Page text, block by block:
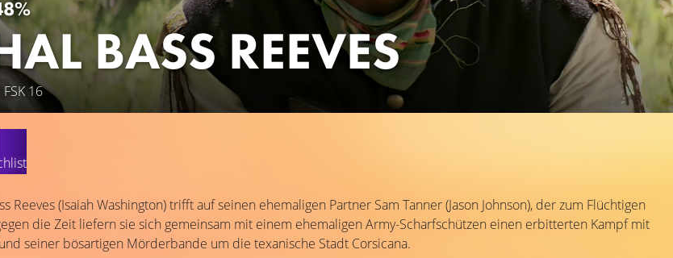
BASS REEVES
16
Reeves (Isaiah Washington) trifft auf seinen ehemaligen Partner Sam Tanner (Jason Johnson), der zum Flüchtigen
die Zeit liefern sie sich gemeinsam mit einem ehemaligen Army-Scharfschützen einen erbitterten Kampf mit
seiner bösartigen Mörderbande um die texanische Stadt Corsicana.